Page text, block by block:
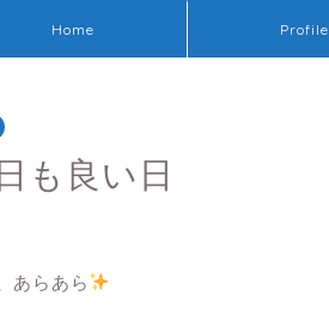
Home Profile
も良い日
あらあら